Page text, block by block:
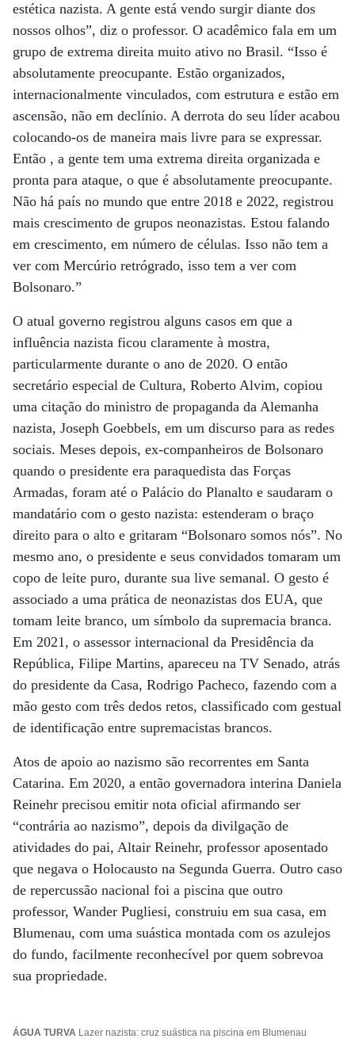
estética nazista. A gente está vendo surgir diante dos
nossos olhos”, diz o professor. O acadêmico fala em um
grupo de extrema direita muito ativo no Brasil. “Isso é
absolutamente preocupante. Estão organizados,
internacionalmente vinculados, com estrutura e estão em
ascensão, não em declínio. A derrota do seu líder acabou
colocando-os de maneira mais livre para se expressar.
Então , a gente tem uma extrema direita organizada e
pronta para ataque, o que é absolutamente preocupante.
Não há país no mundo que entre 2018 e 2022, registrou
mais crescimento de grupos neonazistas. Estou falando
em crescimento, em número de células. Isso não tem a
ver com Mercúrio retrógrado, isso tem a ver com
Bolsonaro.”
O atual governo registrou alguns casos em que a
influência nazista ficou claramente à mostra,
particularmente durante o ano de 2020. O então
secretário especial de Cultura, Roberto Alvim, copiou
uma citação do ministro de propaganda da Alemanha
nazista, Joseph Goebbels, em um discurso para as redes
sociais. Meses depois, ex-companheiros de Bolsonaro
quando o presidente era paraquedista das Forças
Armadas, foram até o Palácio do Planalto e saudaram o
mandatário com o gesto nazista: estenderam o braço
direito para o alto e gritaram “Bolsonaro somos nós”. No
mesmo ano, o presidente e seus convidados tomaram um
copo de leite puro, durante sua live semanal. O gesto é
associado a uma prática de neonazistas dos EUA, que
tomam leite branco, um símbolo da supremacia branca.
Em 2021, o assessor internacional da Presidência da
República, Filipe Martins, apareceu na TV Senado, atrás
do presidente da Casa, Rodrigo Pacheco, fazendo com a
mão gesto com três dedos retos, classificado com gestual
de identificação entre supremacistas brancos.
Atos de apoio ao nazismo são recorrentes em Santa
Catarina. Em 2020, a então governadora interina Daniela
Reinehr precisou emitir nota oficial afirmando ser
“contrária ao nazismo”, depois da divilgação de
atividades do pai, Altair Reinehr, professor aposentado
que negava o Holocausto na Segunda Guerra. Outro caso
de repercussão nacional foi a piscina que outro
professor, Wander Pugliesi, construiu em sua casa, em
Blumenau, com uma suástica montada com os azulejos
do fundo, facilmente reconhecível por quem sobrevoa
sua propriedade.
ÁGUA TURVA Lazer nazista: cruz suástica na piscina em Blumenau